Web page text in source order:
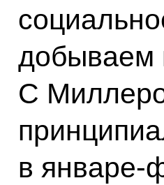
добываем
С
в январе-